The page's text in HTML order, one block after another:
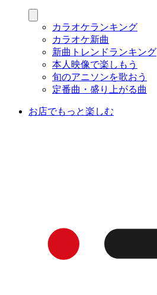
カラオケランキング
カラオケ新曲
新曲トレンドランキング
本人映像で楽しもう
旬のアニソンを歌おう
定番曲・盛り上がる曲
お店でもっと楽しむ